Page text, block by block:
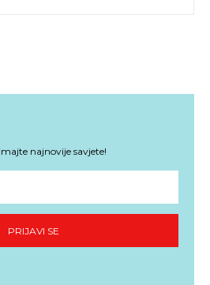
najnovije savjete!
PRIJAVI SE